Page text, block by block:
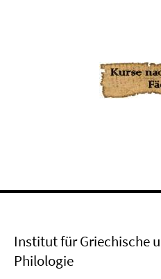
Institut für Griechische
Philologie